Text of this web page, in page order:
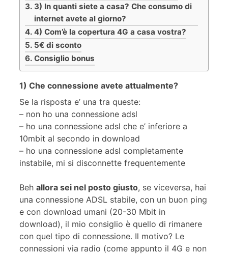
3) In quanti siete a casa? Che consumo di
internet avete al giorno?
4) Com’è la copertura 4G a casa vostra?
5€ di sconto
Consiglio bonus
1) Che connessione avete attualmente?
Se la risposta e’ una tra queste:
– non ho una connessione adsl
– ho una connessione adsl che e’ inferiore a
10mbit al secondo in download
– ho una connessione adsl completamente
instabile, mi si disconnette frequentemente
Beh allora sei nel posto giusto, se viceversa, hai
una connessione ADSL stabile, con un buon ping
e con download umani (20-30 Mbit in
download), il mio consiglio è quello di rimanere
con quel tipo di connessione. Il motivo? Le
connessioni via radio (come appunto il 4G e non